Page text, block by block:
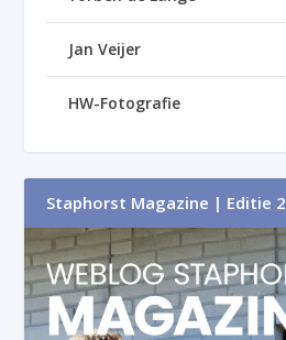
Jan Veijer
HW-Fotografie
Staphorst Magazine | Editie 2